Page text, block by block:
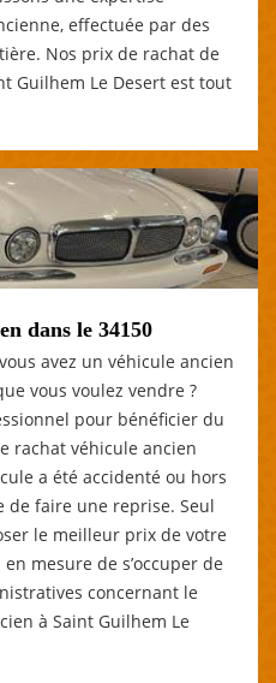
effectuée par des
Nos prix de rachat de
Guilhem Le Desert est tout
dans le 34150
avez un véhicule ancien
vous voulez vendre ?
pour bénéficier du
rachat véhicule ancien
a été accidenté ou hors
de faire une reprise. Seul
le meilleur prix de votre
mesure de s’occuper de
concernant le
à Saint Guilhem Le